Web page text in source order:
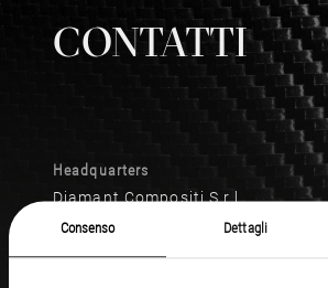
Consenso Dettagli
CONTATTI
Headquarters
Diamant Compositi S.r.l.
P.IVA 03641800234
Via Calabria, 32/34